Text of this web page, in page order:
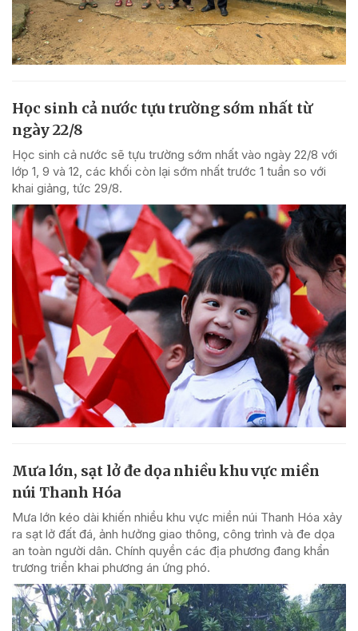
Học sinh cả nước tựu trường sớm nhất từ
ngày 22/8
Học sinh cả nước sẽ tựu trường sớm nhất vào ngày 22/8 với
lớp 1, 9 và 12, các khối còn lại sớm nhất trước 1 tuần so với
khai giảng, tức 29/8.
Mưa lớn, sạt lở đe dọa nhiều khu vực miền
núi Thanh Hóa
Mưa lớn kéo dài khiến nhiều khu vực miền núi Thanh Hóa xảy
ra sạt lở đất đá, ảnh hưởng giao thông, công trình và đe dọa
an toàn người dân. Chính quyền các địa phương đang khẩn
trương triển khai phương án ứng phó.